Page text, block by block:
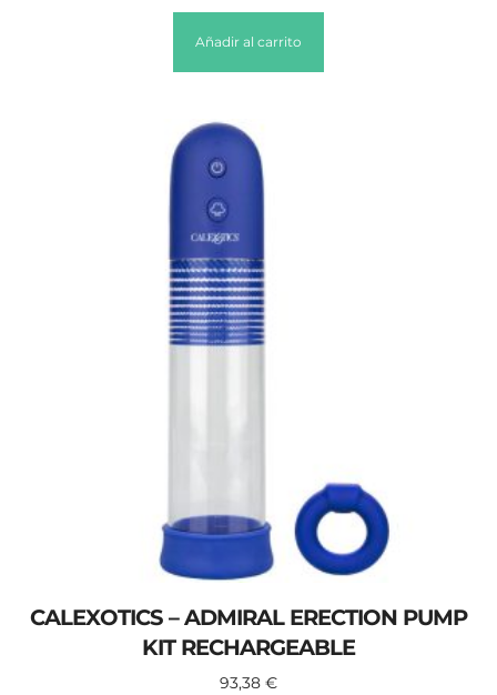
Añadir al carrito
CALEXOTICS – ADMIRAL ERECTION PUMP
KIT RECHARGEABLE
93,38 €